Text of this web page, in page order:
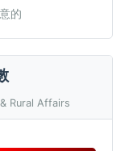
的
Rural Affairs